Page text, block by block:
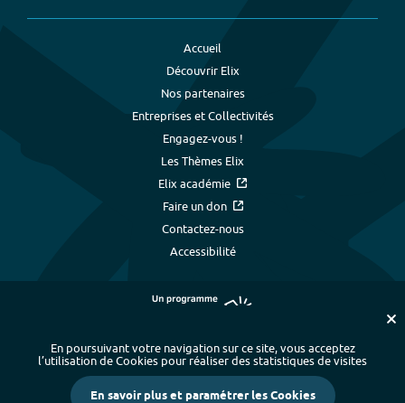
Accueil
Découvrir Elix
Nos partenaires
Entreprises et Collectivités
Engagez-vous !
Les Thèmes Elix
Elix académie
Faire un don
Contactez-nous
Accessibilité
Plan du site - Index alphabétique
-
Mentions légales et données personnelles
- Paramétrer les cookies
En poursuivant votre navigation sur ce site, vous acceptez
l’utilisation de Cookies pour réaliser des statistiques de visites
En savoir plus et paramétrer les Cookies